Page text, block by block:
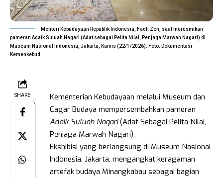
Menteri Kebudayaan Republik Indonesia, Fadli Zon, saat meresmikan
pameran Adaik Suluah Nagari (Adat sebagai Pelita Nilai, Penjaga Marwah Nagari) di
Museum Nasional Indonesia, Jakarta, Kamis (22/1/2026). Foto: Dokumentasi
Kemenkebud
SHARE
Kementerian Kebudayaan melalui Museum dan
Cagar Budaya mempersembahkan pameran
Adaik Suluah Nagari(Adat Sebagai Pelita Nilai,
Penjaga Marwah Nagari).
Ekshibisi yang berlangsung di Museum Nasional
Indonesia, Jakarta, mengangkat keragaman
artefak budaya Minangkabau sebagai bagian